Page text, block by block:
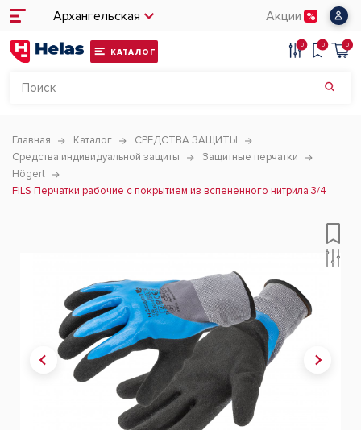
Архангельская Акции
КАТАЛОГ
0 0 0
Главная Каталог
СРЕДСТВА ЗАЩИТЫ
Средства индивидуальной защиты
Защитные перчатки
Högert
FILS Перчатки рабочие с покрытием из вспененного нитрила 3/4